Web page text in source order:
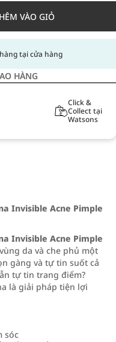
VÀO GIỎ
tại cửa hàng
HÀNG
Click &
Collect tại
Watsons
Invisible Acne Pimple
Invisible Acne Pimple
da và che phủ một
gàng và tự tin suốt cả
tự tin trang điểm?
là giải pháp tiện lợi
sóc